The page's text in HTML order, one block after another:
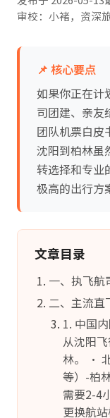
审校：小褚，资深
📌 核心要点
如果你正在计
司团建、亲友
团队机票白皮
沈阳到柏林虽
转选择和专业
极高的出行方
文章目录
一、执飞航
二、主流直
1. 中国
从沈阳
林。 •
等）-柏
需要2-4
更换航站